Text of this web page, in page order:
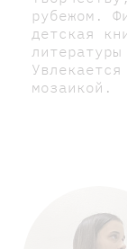
рубежом.
детская
мозаикой.